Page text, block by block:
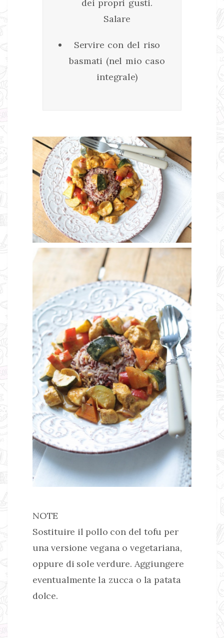
dei propri gusti.
Salare
Servire con del riso
basmati (nel mio caso
integrale)
NOTE
Sostituire il pollo con del tofu per
una versione vegana o vegetariana,
oppure di sole verdure. Aggiungere
eventualmente la zucca o la patata
dolce.